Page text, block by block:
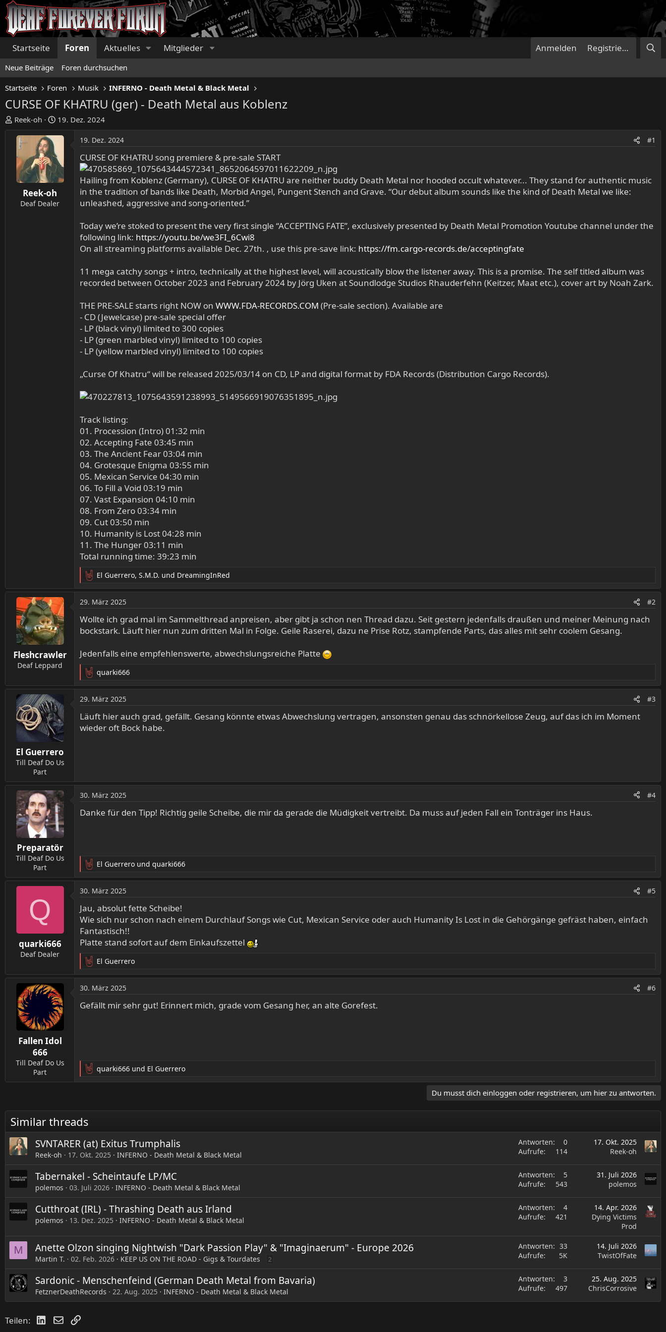
Startseite Foren Aktuelles Mitglieder Anmelden Registrieren
Neue Beiträge Foren durchsuchen
Startseite Foren Musik INFERNO - Death Metal & Black Metal
CURSE OF KHATRU (ger) - Death Metal aus Koblenz
E
r
s
e
Reek-oh
E
r
e
l
a
19. Dez. 2024
Reek-oh
Deaf Dealer
19. Dez. 2024 #1
CURSE OF KHATRU song premiere & pre-sale START
Hailing from Koblenz (Germany), CURSE OF KHATRU are neither buddy Death Metal nor hooded occult whatever... They stand for authentic music
in the tradition of bands like Death, Morbid Angel, Pungent Stench and Grave. “Our debut album sounds like the kind of Death Metal we like:
unleashed, aggressive and song-oriented.”
Today we’re stoked to present the very first single “ACCEPTING FATE”, exclusively presented by Death Metal Promotion Youtube channel under the
following link: https://youtu.be/we3FI_6Cwi8
On all streaming platforms available Dec. 27th. , use this pre-save link: https://fm.cargo-records.de/acceptingfate
11 mega catchy songs + intro, technically at the highest level, will acoustically blow the listener away. This is a promise. The self titled album was
recorded between October 2023 and February 2024 by Jörg Uken at Soundlodge Studios Rhauderfehn (Keitzer, Maat etc.), cover art by Noah Zark.
THE PRE-SALE starts right NOW on WWW.FDA-RECORDS.COM (Pre-sale section). Available are
- CD (Jewelcase) pre-sale special offer
- LP (black vinyl) limited to 300 copies
- LP (green marbled vinyl) limited to 100 copies
- LP (yellow marbled vinyl) limited to 100 copies
„Curse Of Khatru“ will be released 2025/03/14 on CD, LP and digital format by FDA Records (Distribution Cargo Records).
Track listing:
01. Procession (Intro) 01:32 min
02. Accepting Fate 03:45 min
03. The Ancient Fear 03:04 min
04. Grotesque Enigma 03:55 min
05. Mexican Service 04:30 min
06. To Fill a Void 03:19 min
07. Vast Expansion 04:10 min
08. From Zero 03:34 min
09. Cut 03:50 min
10. Humanity is Lost 04:28 min
11. The Hunger 03:11 min
Total running time: 39:23 min
R
e
a
k
t
o
e
El Guerrero, S.M.D. und DreamingInRed
Fleshcrawler
Deaf Leppard
29. März 2025 #2
Wollte ich grad mal im Sammelthread anpreisen, aber gibt ja schon nen Thread dazu. Seit gestern jedenfalls draußen und meiner Meinung nach
bockstark. Läuft hier nun zum dritten Mal in Folge. Geile Raserei, dazu ne Prise Rotz, stampfende Parts, das alles mit sehr coolem Gesang.
Jedenfalls eine empfehlenswerte, abwechslungsreiche Platte
R
e
a
k
t
o
quarki666
El Guerrero
Till Deaf Do Us
Part
29. März 2025 #3
Läuft hier auch grad, gefällt. Gesang könnte etwas Abwechslung vertragen, ansonsten genau das schnörkellose Zeug, auf das ich im Moment
wieder oft Bock habe.
Preparatör
Till Deaf Do Us
Part
30. März 2025 #4
Danke für den Tipp! Richtig geile Scheibe, die mir da gerade die Müdigkeit vertreibt. Da muss auf jeden Fall ein Tonträger ins Haus.
R
e
a
k
t
i
o
n
e
El Guerrero und quarki666
Q
quarki666
Deaf Dealer
30. März 2025 #5
Jau, absolut fette Scheibe!
Wie sich nur schon nach einem Durchlauf Songs wie Cut, Mexican Service oder auch Humanity Is Lost in die Gehörgänge gefräst haben, einfach
Fantastisch!!
Platte stand sofort auf dem Einkaufszettel
R
e
a
k
t
El Guerrero
Fallen Idol
666
Till Deaf Do Us
Part
30. März 2025 #6
Gefällt mir sehr gut! Erinnert mich, grade vom Gesang her, an alte Gorefest.
R
e
t
i
o
n
e
n
:
quarki666 und El Guerrero
Du musst dich einloggen oder registrieren, um hier zu antworten.
Similar threads
SVNTARER (at) Exitus Trumphalis
Reek-oh 17. Okt. 2025 INFERNO - Death Metal & Black Metal
Antworten
0
Aufrufe
114
17. Okt. 2025
Reek-oh
Tabernakel - Scheintaufe LP/MC
polemos 03. Juli 2026 INFERNO - Death Metal & Black Metal
Antworten
5
Aufrufe
543
31. Juli 2026
polemos
Cutthroat (IRL) - Thrashing Death aus Irland
polemos 13. Dez. 2025 INFERNO - Death Metal & Black Metal
Antworten
4
Aufrufe
421
14. Apr. 2026
Dying Victims
Prod
M Anette Olzon singing Nightwish "Dark Passion Play" & "Imaginaerum" - Europe 2026
Martin T. 02. Feb. 2026 KEEP US ON THE ROAD - Gigs & Tourdates 2
Antworten
33
Aufrufe
5K
14. Juli 2026
TwistOfFate
Sardonic - Menschenfeind (German Death Metal from Bavaria)
FetznerDeathRecords 22. Aug. 2025 INFERNO - Death Metal & Black Metal
Antworten
3
Aufrufe
497
25. Aug. 2025
ChrisCorrosive
Teilen: LinkedIn
E-MailLink